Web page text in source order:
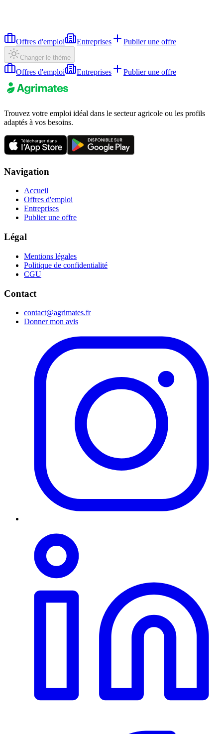
Offres d'emploi Entreprises Publier une offre
Changer le thème
Offres d'emploi Entreprises Publier une offre
Trouvez votre emploi idéal dans le secteur agricole ou les profils
adaptés à vos besoins.
Navigation
Accueil
Offres d'emploi
Entreprises
Publier une offre
Légal
Mentions légales
Politique de confidentialité
CGU
Contact
contact@agrimates.fr
Donner mon avis